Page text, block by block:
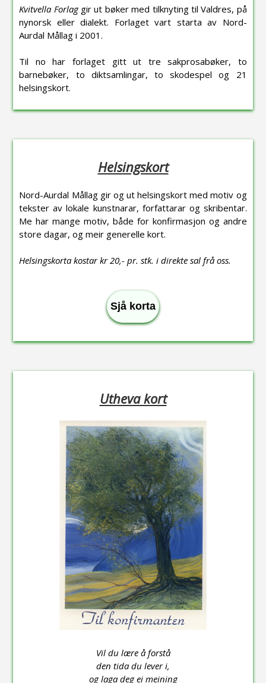
Kvitvella Forlaggir ut bøker med tilknyting til Valdres, på
nynorsk eller dialekt. Forlaget vart starta av Nord-
Aurdal Mållag i 2001.
Til no har forlaget gitt ut tre sakprosabøker, to
barnebøker, to diktsamlingar, to skodespel og 21
helsingskort.
Helsingskort
Nord-Aurdal Mållag gir og ut helsingskort med motiv og
tekster av lokale kunstnarar, forfattarar og skribentar.
Me har mange motiv, både for konfirmasjon og andre
store dagar, og meir generelle kort.
Helsingskorta kostar kr 20,- pr. stk. i direkte sal frå oss.
Sjå korta
Utheva kort
Vil du lære å forstå
den tida du lever i,
og laga deg ei meining